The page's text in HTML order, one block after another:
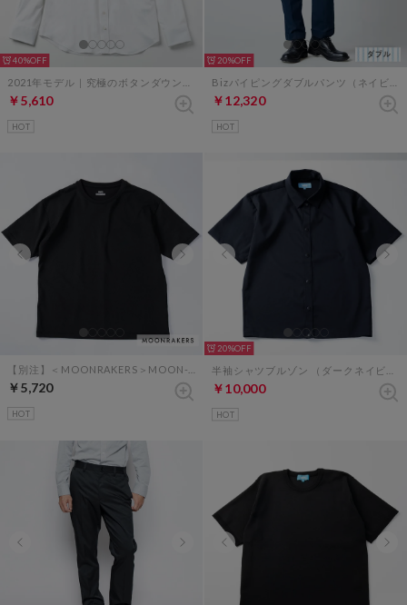
40%
￥5,610
HOT
20%
￥12,320
HOT
￥5,720
HOT
20%
￥10,000
HOT